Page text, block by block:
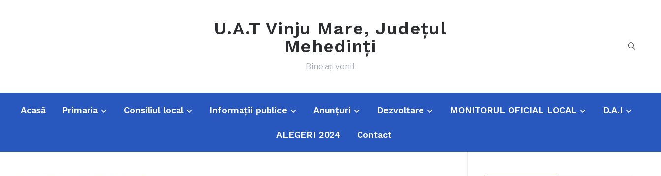
U.A.T Vinju Mare, Județul
Mehedinți
Bine ați venit
Acasă Primaria Consiliul local Informații publice Anunțuri Dezvoltare MONITORUL OFICIAL LOCAL D.A.I
ALEGERI 2024 Contact